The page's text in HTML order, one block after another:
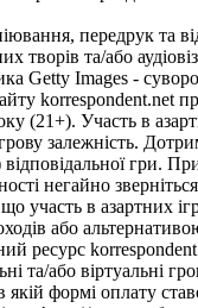
передрук та
творів та/або
Getty Images -
korrespondent.net
(21+). Участь в
залежність.
гри.
негайно
участь в азартних
або
ресурс
та/або віртуальні
якій формі оплату